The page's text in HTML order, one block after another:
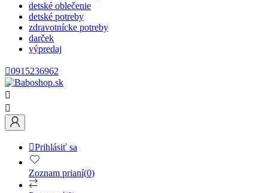
detské oblečenie
detské potreby
zdravotnícke potreby
darček
výpredaj
0915236962


Prihlásiť sa
Zoznam prianí(0)